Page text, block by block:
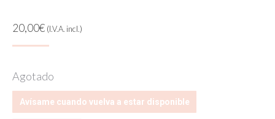
20,00€ (I.V.A. incl.)
Agotado
Avísame cuando vuelva a estar disponible